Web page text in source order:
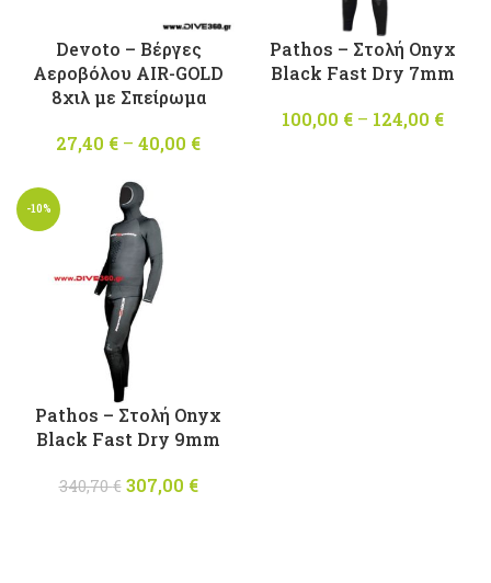
Devoto – Βέργες
Αεροβόλου AIR-GOLD
8χιλ με Σπείρωμα
27,40 € – 40,00 €
Pathos – Στολή Onyx
Black Fast Dry 7mm
100,00 € – 124,00 €
-10%
Pathos – Στολή Onyx
Black Fast Dry 9mm
340,70€
Original
307,00 €